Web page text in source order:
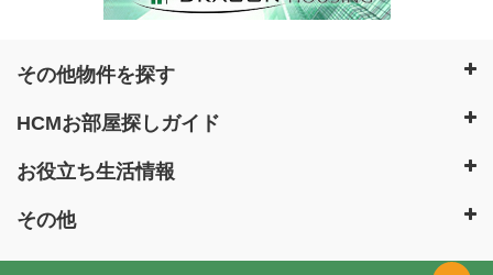
その他物件を探す
HCMお部屋探しガイド
お役立ち生活情報
その他